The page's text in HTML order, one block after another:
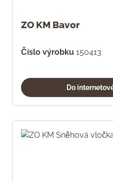
ZO KM Bavor
Číslo výrobku 150413
Do